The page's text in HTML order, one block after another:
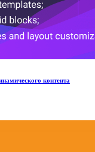
контента